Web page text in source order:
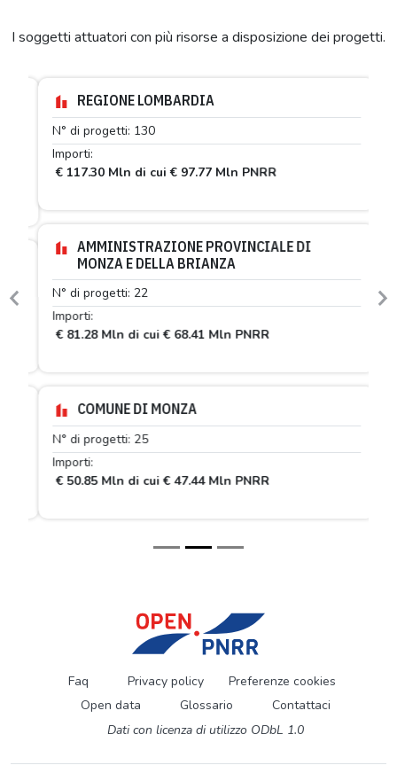
I soggetti attuatori con più risorse a disposizione dei progetti.
REGIONE LOMBARDIA
N° di progetti: 130
Importi:
€ 117.30 Mln di cui € 97.77 Mln PNRR
AMMINISTRAZIONE PROVINCIALE DI
MONZA E DELLA BRIANZA
N° di progetti: 22
Importi:
€ 81.28 Mln di cui € 68.41 Mln PNRR
COMUNE DI MONZA
N° di progetti: 25
Importi:
€ 50.85 Mln di cui € 47.44 Mln PNRR
Previous
Faq Privacy policy
Preferenze cookies
Open data
Glossario
Contattaci
Dati con licenza di utilizzo ODbL 1.0